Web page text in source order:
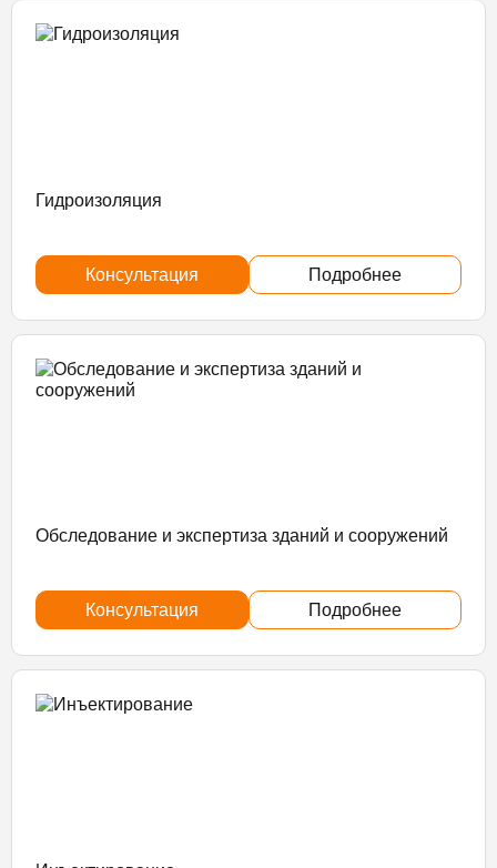
Гидроизоляция
Консультация Подробнее
Обследование и экспертиза зданий и сооружений
Консультация Подробнее